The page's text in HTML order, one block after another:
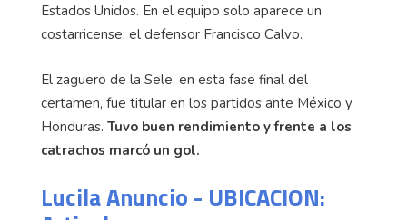
Estados Unidos. En el equipo solo aparece un
costarricense: el defensor Francisco Calvo.
El zaguero de la Sele, en esta fase final del
certamen, fue titular en los partidos ante México y
Honduras. Tuvo buen rendimiento y frente a los
catrachos marcó un gol.
Lucila Anuncio - UBICACION: